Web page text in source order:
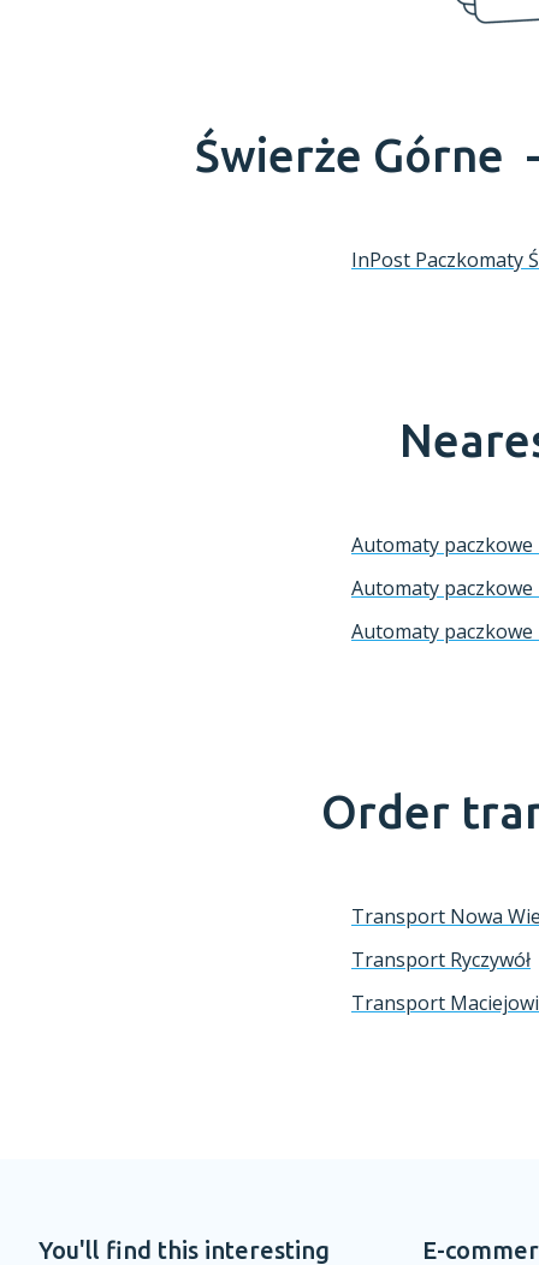
Świerże Górne
InPost Paczkomaty
Automaty paczkowe
Automaty paczkowe
Automaty paczkowe
Order
Transport Nowa
Transport Ryczywół
Transport
You'll find this interesting E-